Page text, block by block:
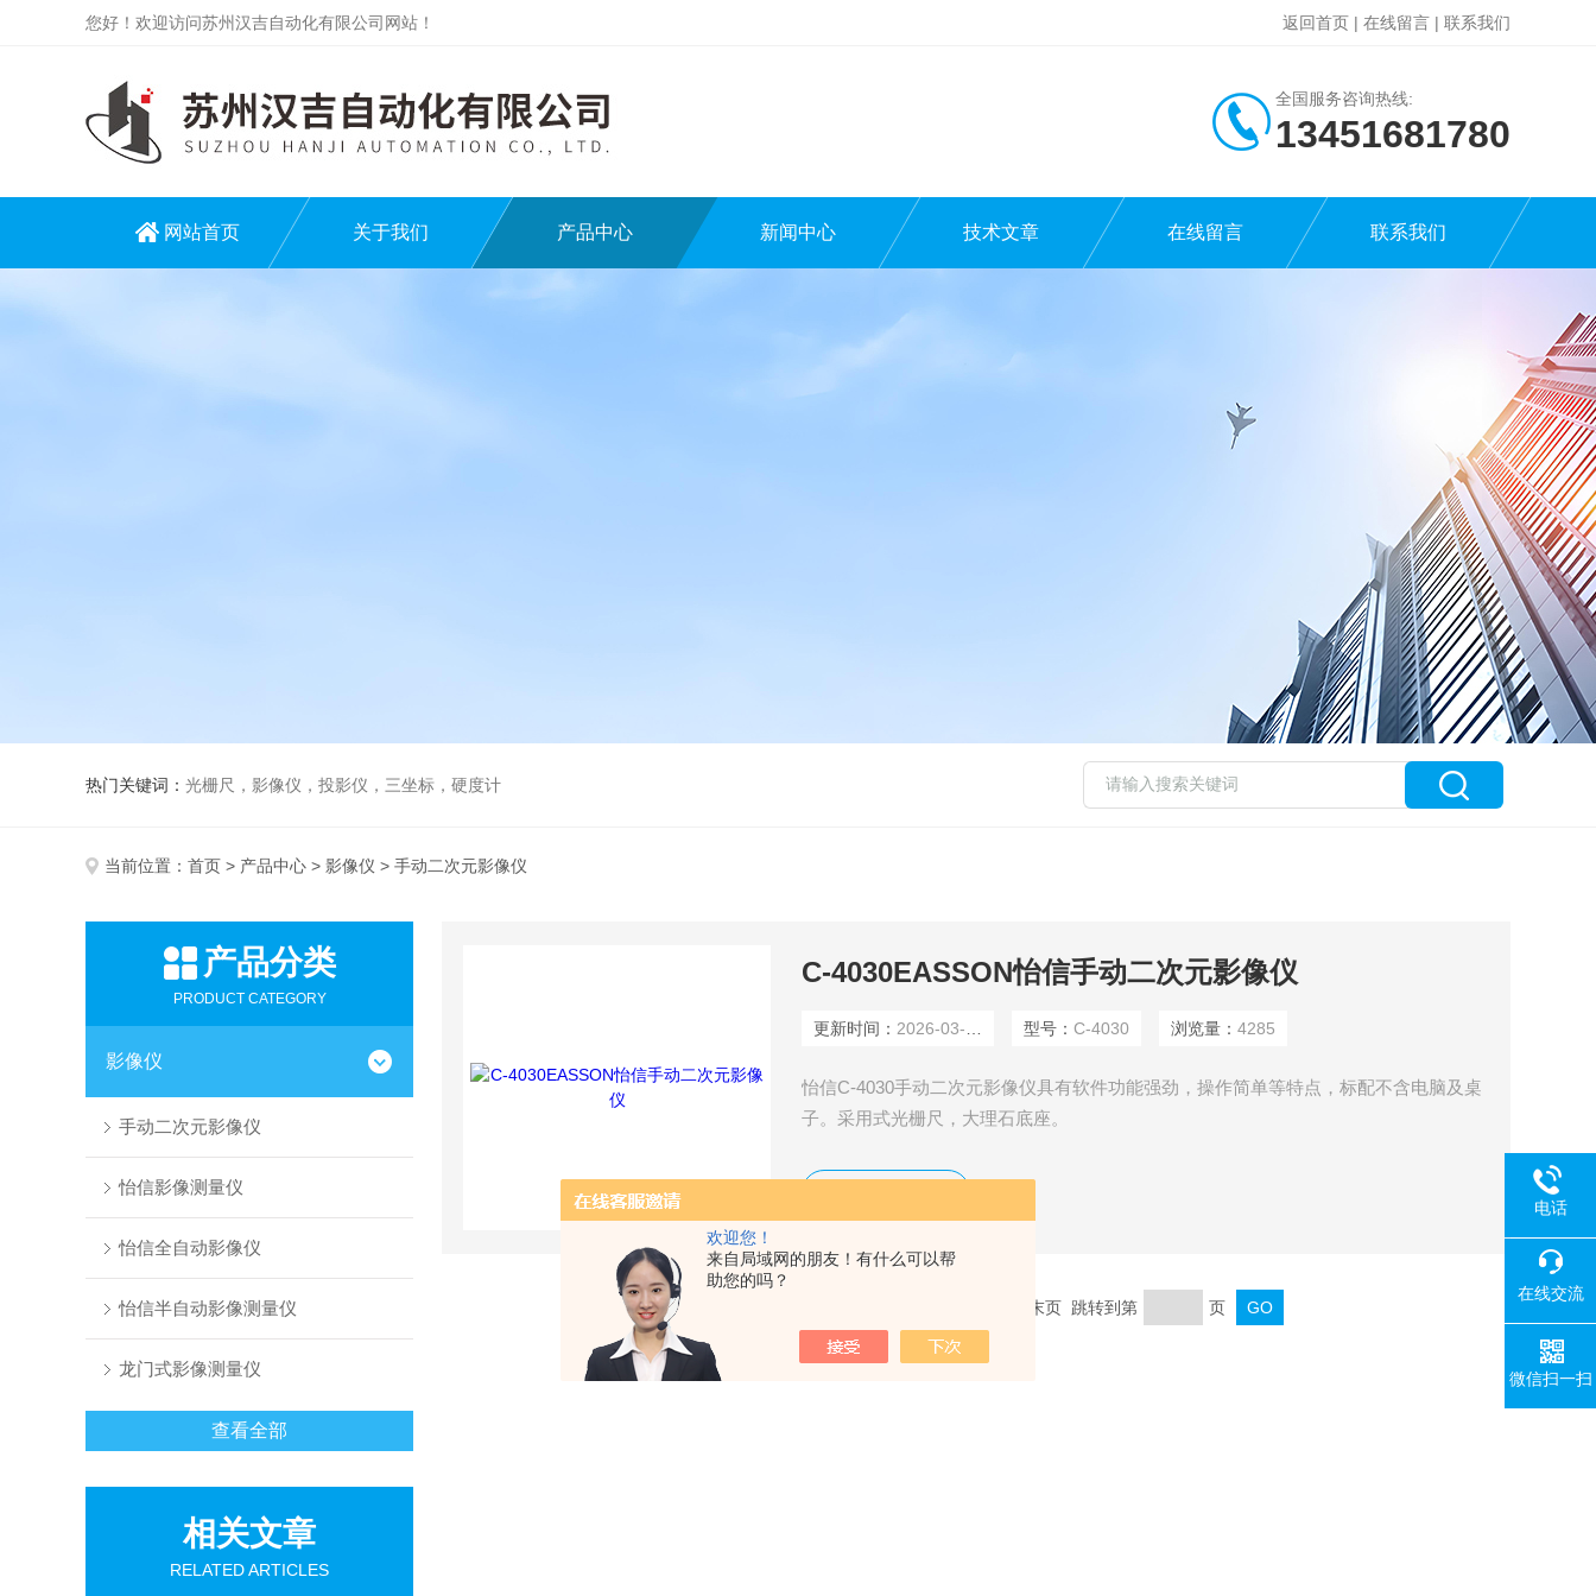
欢迎您！
来自局域网的朋友！有什么可以帮
助您的吗？
您好！欢迎访问苏州汉吉自动化有限公司网站！ 返回首页 | 在线留言 | 联系我们
全国服务咨询热线:
13451681780
网站首页 关于我们 产品中心 新闻中心 技术文章 在线留言 联系我们
热门关键词： 光栅尺，影像仪，投影仪，三坐标，硬度计
当前位置： 首页 > 产品中心 > 影像仪 > 手动二次元影像仪
产品分类
PRODUCT CATEGORY
影像仪
手动二次元影像仪
怡信影像测量仪
怡信全自动影像仪
怡信半自动影像测量仪
龙门式影像测量仪
查看全部
相关文章
RELATED ARTICLES
C-4030EASSON怡信手动二次元影像仪
更新时间： 2026-03-20 型号：C-4030 浏览量：4285
怡信C-4030手动二次元影像仪具有软件功能强劲，操作简单等特点，标配不含电脑及桌
子。采用式光栅尺，大理石底座。
共 1 条记录，当前 1 / 1 页 首页 上一页 下一页 末页 跳转到第 页
电话
在线交流
微信扫一扫